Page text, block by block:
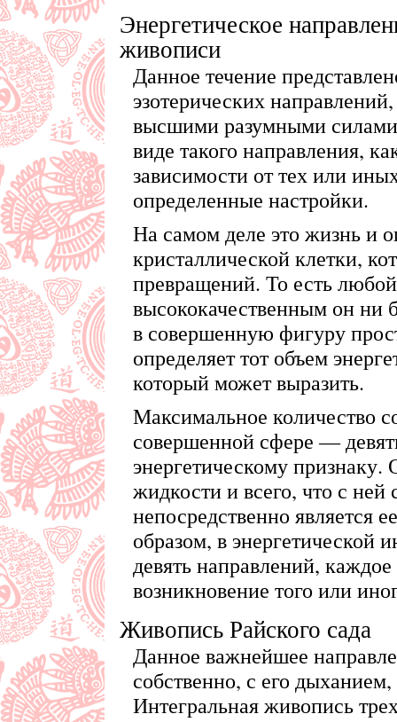
Энергетическое
живописи
Данное течение
эзотерических
высшими разумными
виде такого направления,
зависимости от тех или
определенные настройки.
На самом деле это жизнь и
кристаллической клетки,
превращений. То есть
высококачественным он ни
в совершенную фигуру
определяет тот объем
который может выразить.
Максимальное количество
совершенной сфере —
энергетическому
жидкости и всего, что с ней
непосредственно является
образом, в энергетической
девять направлений,
возникновение того или
Живопись Райского сада
Данное важнейшее
собственно, с его
Интегральная живопись